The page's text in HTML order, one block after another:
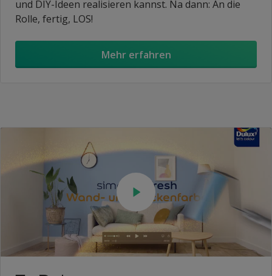
und DIY-Ideen realisieren kannst. Na dann: An die
Rolle, fertig, LOS!
Mehr erfahren